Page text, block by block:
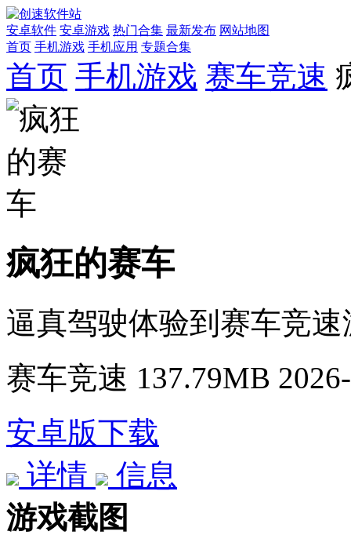
安卓软件 安卓游戏 热门合集 最新发布 网站地图
首页 手机游戏 手机应用 专题合集
首页 手机游戏 赛车竞速
疯狂的赛车
逼真驾驶体验到赛车竞速
赛车竞速 137.79MB
安卓版下载
详情
信息
游戏截图